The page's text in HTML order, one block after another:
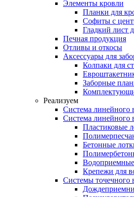
Элементы кровли
Планки для
Софиты с
Гладкий лист
Печная продукция
Отливы и откосы
Аксессуары для
Колпаки для
Заборные
Реализуем
Система линейного
Система линейного
Пластиковые
Бетонные
Крепежи для
Системы точечного